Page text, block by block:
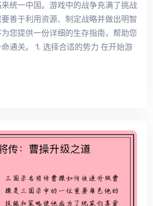
统一中国。游戏中的战争充满了挑战
善于利用资源、制定战略并做出明智
您提供一份详细的生存指南，帮助您
通关。 1. 选择合适的势力 在开始游